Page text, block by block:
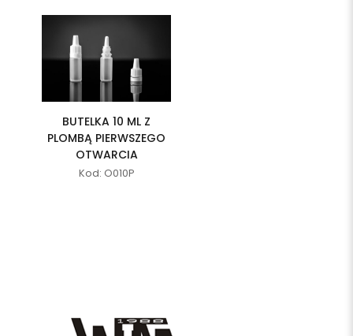
BUTELKA 10 ML Z
PLOMBĄ PIERWSZEGO
OTWARCIA
Kod: O010P